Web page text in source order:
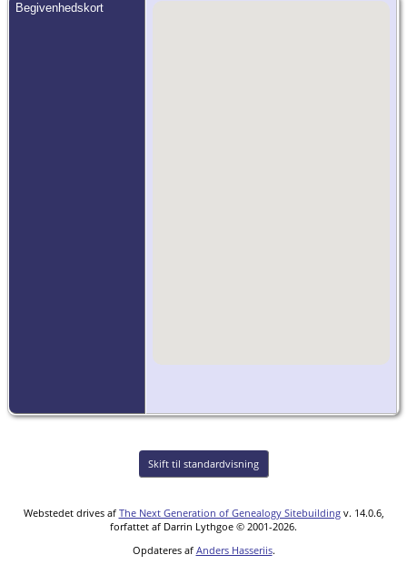
Begivenhedskort
Skift til standardvisning
Webstedet drives af The Next Generation of Genealogy Sitebuildingv. 14.0.6,
forfattet af Darrin Lythgoe © 2001-2026.
Opdateres af Anders Hasseriis.